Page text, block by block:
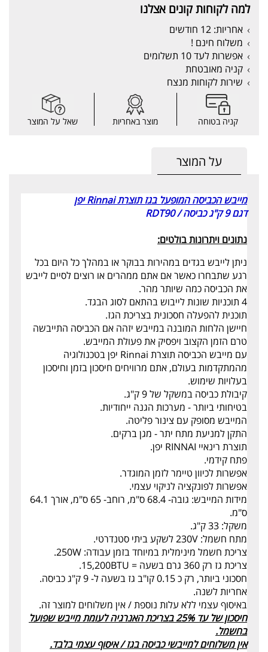
למה לקוחות קונים אצלנו
אחריות: 12 חודשים
משלוח חינם !
אפשרות לעד 10 תשלומים
קניה מאובטחת
שירות לקוחות מנצח
קניה בטוחה מוצר באחריות שאל על המוצר
על המוצר
מייבש הכביסה המופעל בגז תוצרתRinnai יפן
דגם 9 ק"ג כביסה / RDT90
נתונים ויתרונות בולטים:
ניתן לייבש בגדים במהירות בבוקר או במהלך כל היום בכל
רגע שתבחרו כאשר אם אתם ממהרים או רוצים לסיים לייבש
את הכביסה כמה שיותר מהר.
4 תוכניות שונות לייבוש בהתאם לסוג הבגד.
תוכנית להפעלה חסכונית בצריכת הגז.
חיישן הלחות המובנה במייבש יזהה אם הכביסה התייבשה
טרם הזמן הקצוב ויפסיק את פעולת המייבש.
עם מייבש הכביסה תוצרת Rinnai יפן בטכנולוגיה
מהמתקדמות בעולם, אתם מרוויחים חיסכון בזמן וחיסכון
בעלויות שימוש.
קיבולת כביסה במשקל של 9 ק"ג.
בטיחותי ביותר - מערכות הגנה ייחודיות.
המייבש מסופק עם צינור פליטה.
התקן למניעת מתח יתר - מגן ברקים.
תוצרת רינאיי RINNAI יפן.
פתח קידמי.
אפשרות לכיוון טיימר לזמן המוגדר.
אפשרות לפונקציה לניקוי עצמי.
מידות המייבש: גובה- 68.4 ס"מ, רוחב- 65 ס"מ, אורך 64.1
ס"מ.
משקל: 33 ק"ג.
מתח חשמל: 230V לשקע ביתי סטנדרטי.
צריכת חשמל מינימלית במיוחד בזמן עבודה: 250W.
צריכת גז רק 360 גרם בשעה = 15,200BTU.
חסכוני ביותר, רק כ 0.15 קו"ב גז בשעה ל- 9 ק"ג כביסה.
אחריות לשנה.
באיסוף עצמי ללא עלות נוספת / אין משלוחים למוצר זה.
חיסכון של עד 25% בצריכת האנרגיה לעומת מייבש שפועל
בחשמל.
אין משלוחים למייבשי כביסה בגז / איסוף עצמי בלבד.